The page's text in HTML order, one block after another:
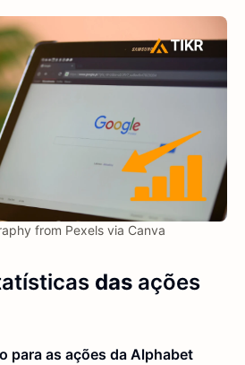
from Pexels via Canva
das ações
para as ações da Alphabet